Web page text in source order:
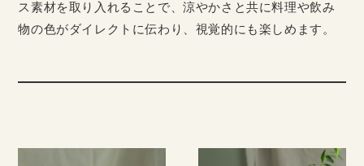
ス素材を取り入れることで、涼やかさと共に料理や飲み
物の色がダイレクトに伝わり、視覚的にも楽しめます。